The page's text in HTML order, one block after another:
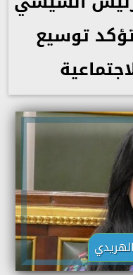
توسيع